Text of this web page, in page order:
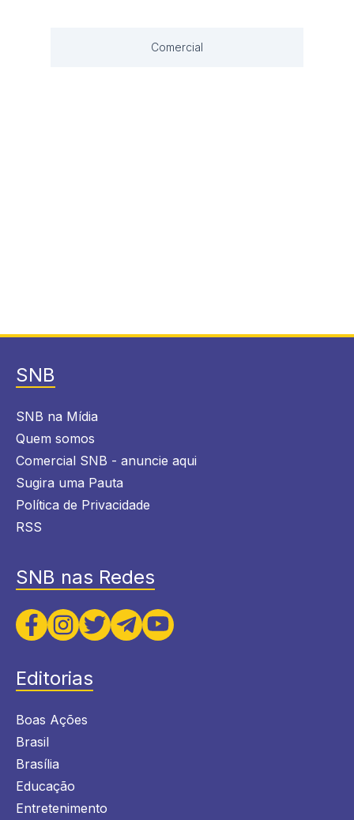
Comercial
SNB
SNB na Mídia
Quem somos
Comercial SNB - anuncie aqui
Sugira uma Pauta
Política de Privacidade
RSS
SNB nas Redes
Editorias
Boas Ações
Brasil
Brasília
Educação
Entretenimento